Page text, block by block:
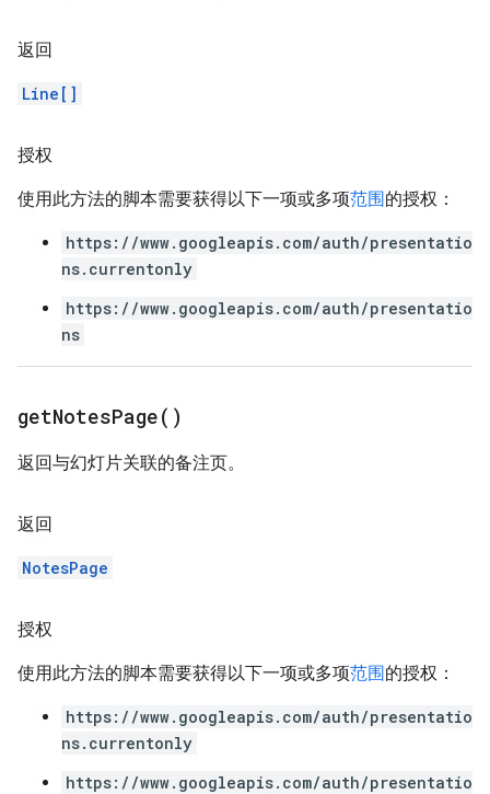
返回
Line[]
授权
使用此方法的脚本需要获得以下一项或多项范围的授权：
https://www.googleapis.com/auth/presentatio
ns.currentonly
https://www.googleapis.com/auth/presentatio
ns
getNotesPage( )
返回与幻灯片关联的备注页。
返回
NotesPage
授权
使用此方法的脚本需要获得以下一项或多项范围的授权：
https://www.googleapis.com/auth/presentatio
ns.currentonly
https://www.googleapis.com/auth/presentatio